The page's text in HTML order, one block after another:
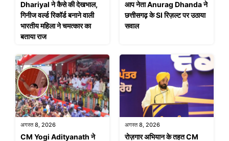
Dhariyal ने कैसे की देखभाल,
गिनीज वर्ल्ड रिकॉर्ड बनाने वाली
भारतीय महिला ने चमत्कार का
बताया राज
आप नेता Anurag Dhanda ने
छत्तीसगढ़ के SI रिज़ल्ट पर उठाया
सवाल
अगस्त 8, 2026
CM Yogi Adityanath ने
अगस्त 8, 2026
रोज़गार अभियान के तहत CM